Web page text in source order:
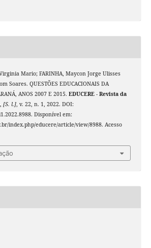
Mario; FARINHA, Maycon Jorge Ulisses
Soares. QUESTÕES EDUCACIONAIS DA
ANOS 2007 E 2015. EDUCERE - Revista da
, [S. l.], v. 22, n. 1, 2022. DOI:
Disponível em:
index.php/educere/article/view/8988. Acesso